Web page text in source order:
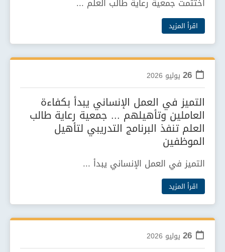
اقرأ المزيد
26 يوليو 2026
التميز في العمل الإنساني يبدأ بكفاءة
العاملين وتأهيلهم ... جمعية رعاية طالب
العلم تنفذ البرنامج التدريبي لتأهيل
الموظفين
التميز في العمل الإنساني يبدأ ...
اقرأ المزيد
26 يوليو 2026